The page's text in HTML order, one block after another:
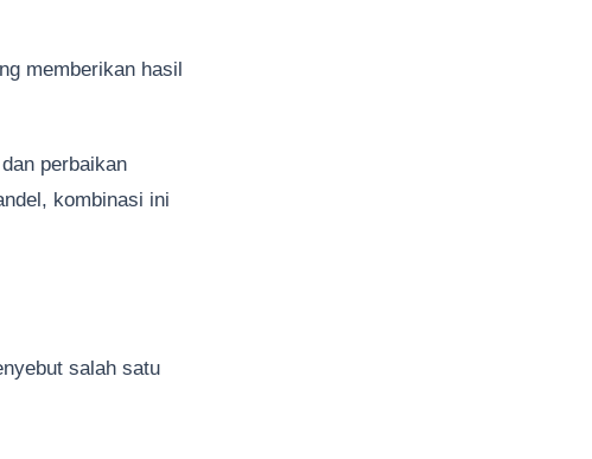
memberikan hasil
perbaikan
kombinasi ini
salah satu